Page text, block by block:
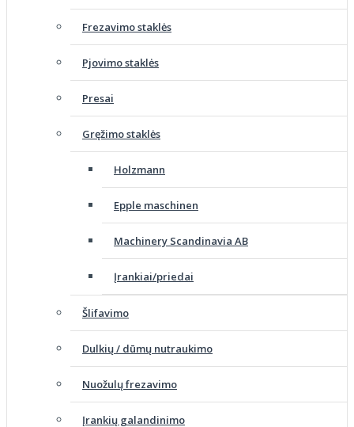
Frezavimo staklės
Pjovimo staklės
Presai
Gręžimo staklės
Holzmann
Epple maschinen
Machinery Scandinavia AB
Įrankiai/priedai
Šlifavimo
Dulkių / dūmų nutraukimo
Nuožulų frezavimo
Įrankių galandinimo